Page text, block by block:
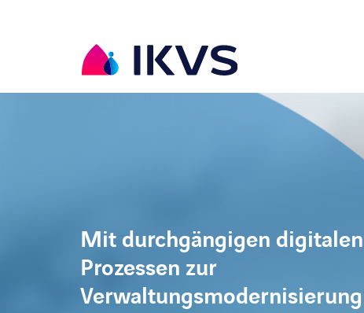
Mit durchgängigen digitalen
Prozessen zur
Verwaltungsmodernisierung